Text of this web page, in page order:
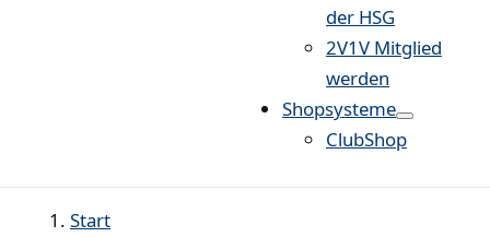
der HSG
2V1V Mitglied
werden
Shopsysteme
ClubShop
Start